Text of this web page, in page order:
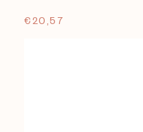
€20,57